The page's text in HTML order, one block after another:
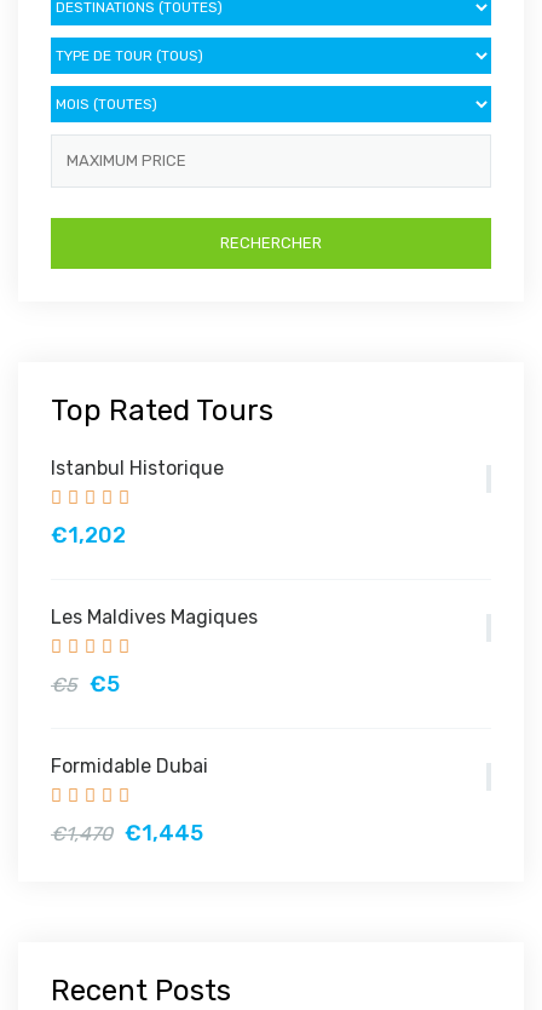
Top Rated Tours
Istanbul Historique
€1,202
Les Maldives Magiques
€5 €5
Formidable Dubai
€1,470 €1,445
Recent Posts